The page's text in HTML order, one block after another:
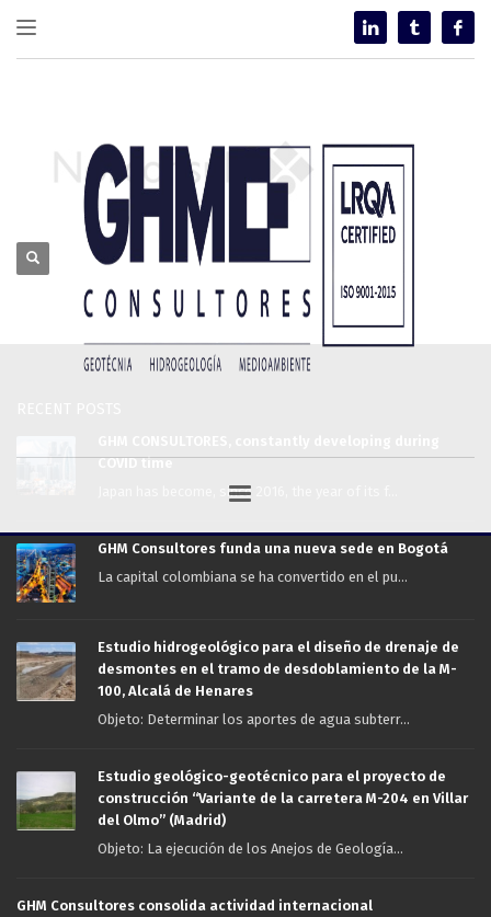
COVID time
Japan has become, since 2016, the year of its f...
GHM Consultores funda una nueva sede en Bogotá
La capital colombiana se ha convertido en el pu...
Estudio hidrogeológico para el diseño de drenaje de
desmontes en el tramo de desdoblamiento de la M-
100, Alcalá de Henares
Objeto: Determinar los aportes de agua subterr...
Estudio geológico-geotécnico para el proyecto de
construcción “Variante de la carretera M-204 en Villar
del Olmo” (Madrid)
Objeto: La ejecución de los Anejos de Geología...
GHM Consultores consolida actividad internacional